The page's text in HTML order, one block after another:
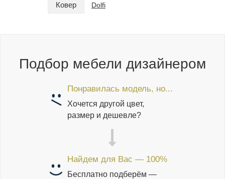
Ковер Dolfi
Подбор мебели дизайнером
Понравилась модель, но...
Хочется другой цвет,
размер и дешевле?
Найдем для Вас — 100%
Бесплатно подберём —